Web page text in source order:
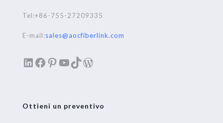
Tel:+86-755-27209335
E-mail:sales@aocfiberlink.com
LinkedIn
Facebook
Pinterest
YouTube
TikTok
WordPress
Ottieni un preventivo